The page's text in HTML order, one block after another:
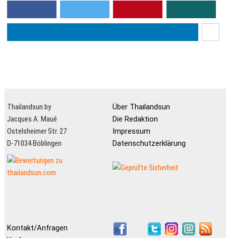
Thailandsun by
Jacques A. Maué
Ostelsheimer Str. 27
D-71034 Böblingen
Über Thailandsun
Die Redaktion
Impressum
Datenschutzerklärung
Kontakt/Anfragen